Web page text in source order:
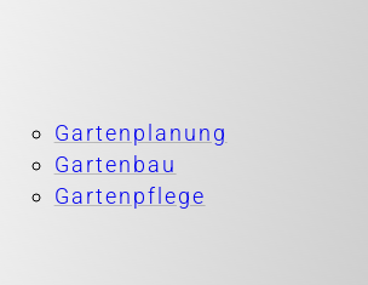
Gartenplanung
Gartenbau
Gartenpflege